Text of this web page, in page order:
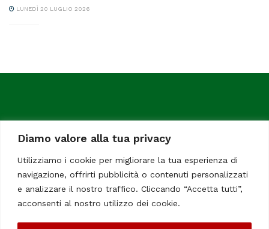
Diamo valore alla tua privacy
Utilizziamo i cookie per migliorare la tua esperienza di
navigazione, offrirti pubblicità o contenuti personalizzati
e analizzare il nostro traffico. Cliccando “Accetta tutti”,
acconsenti al nostro utilizzo dei cookie.
LUNEDÌ 20 LUGLIO 2026
Dedicato in particolare a tutti gli italiani residenti all'estero.
Tutti i diritti sono riservati. Quotidiano online indipendente
registrato al Tribunale di Civitavecchia, Sezione Stampa e